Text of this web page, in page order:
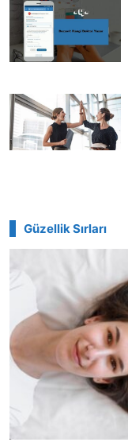
Güzellik Sırları